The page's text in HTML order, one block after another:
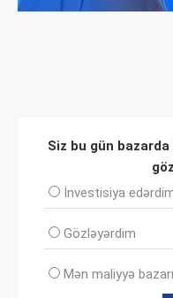
Siz bu gün
İnvеstisiya
Gözləyərdim
Mən maliyyə